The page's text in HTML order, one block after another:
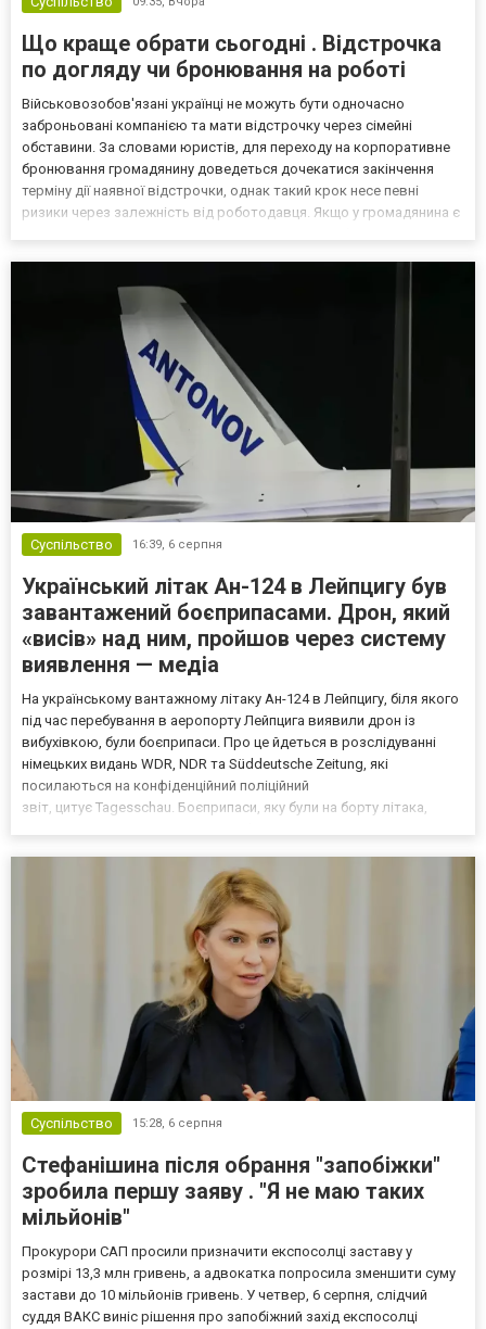
Що краще обрати сьогодні . Відстрочка
по догляду чи бронювання на роботі
Військовозобов'язані українці не можуть бути одночасно
заброньовані компанією та мати відстрочку через сімейні
обставини. За словами юристів, для переходу на корпоративне
бронювання громадянину доведеться дочекатися закінчення
терміну дії наявної відстрочки, однак такий крок несе певні
ризики через залежність від роботодавця. Якщо у громадянина є
Суспільство 16:39, 6 серпня
Український літак Ан-124 в Лейпцигу був
завантажений боєприпасами. Дрон, який
«висів» над ним, пройшов через систему
виявлення — медіа
На українському вантажному літаку Ан-124 в Лейпцигу, біля якого
під час перебування в аеропорту Лейпцига виявили дрон із
вибухівкою, були боєприпаси. Про це йдеться в розслідуванні
німецьких видань WDR, NDR та Süddeutsche Zeitung, які
посилаються на конфіденційний поліційний
звіт, цитує Tagesschau. Боєприпаси, яку були на борту літака,
Суспільство 15:28, 6 серпня
Стефанішина після обрання "запобіжки"
зробила першу заяву . "Я не маю таких
мільйонів"
Прокурори САП просили призначити експосолці заставу у
розмірі 13,3 млн гривень, а адвокатка попросила зменшити суму
застави до 10 мільйонів гривень. У четвер, 6 серпня, слідчий
суддя ВАКС виніс рішення про запобіжний захід експосолці